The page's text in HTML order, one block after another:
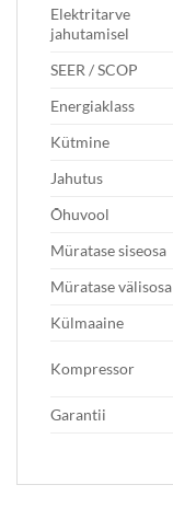
Elektritarve
jahutamisel
SEER / SCOP
Energiaklass
Kütmine
Jahutus
Õhuvool
Müratase siseosa
Müratase välisosa
Külmaaine
Kompressor
Garantii